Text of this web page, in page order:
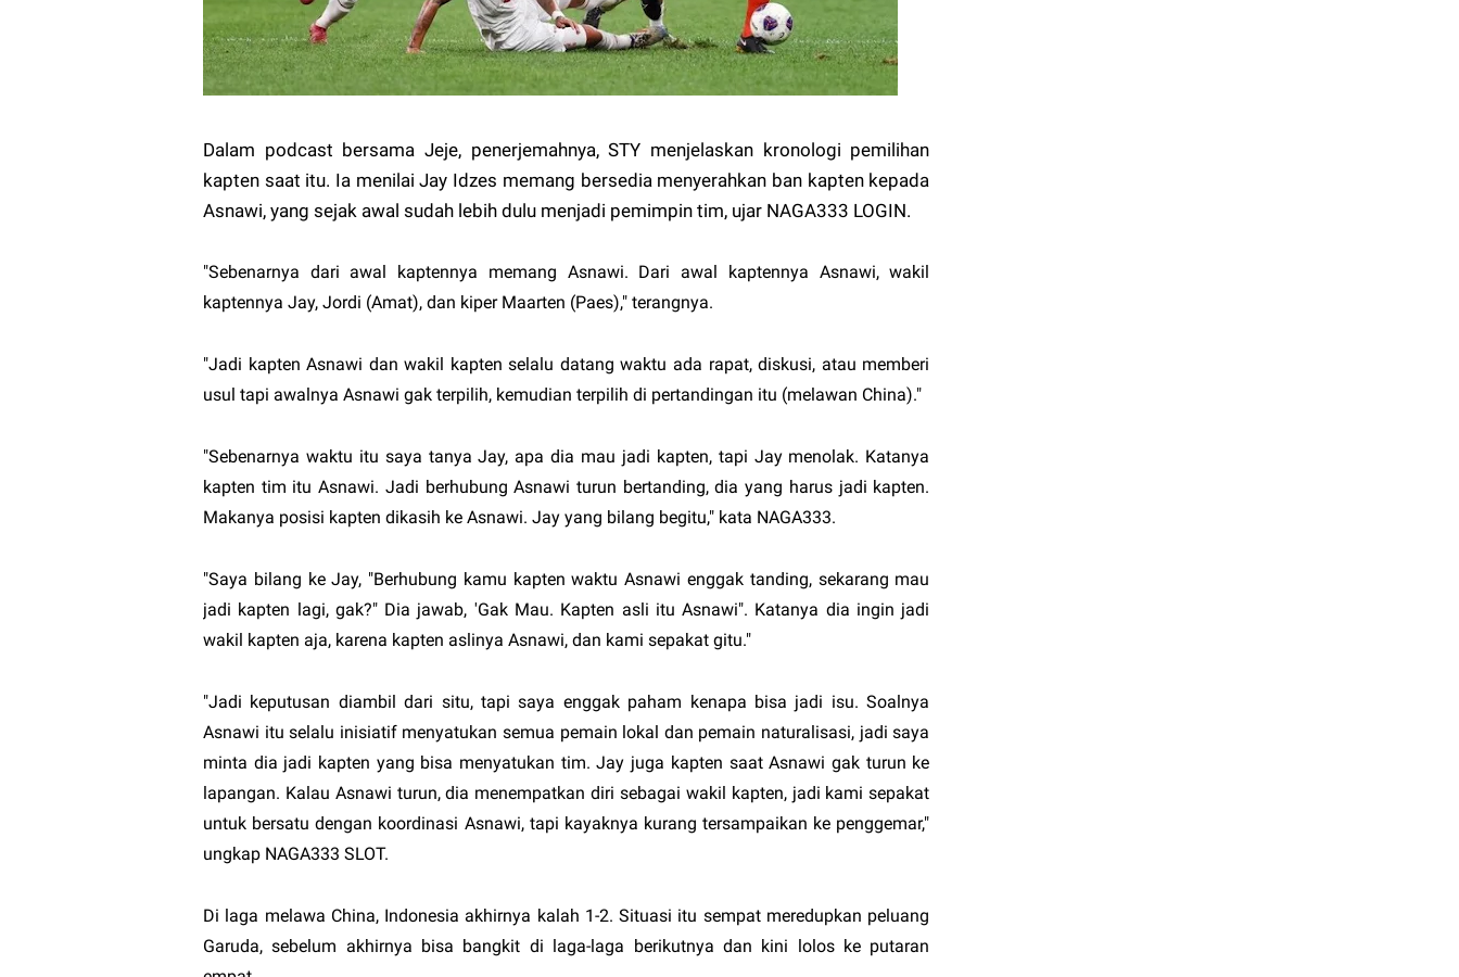
Dalam podcast bersama Jeje, penerjemahnya, STY menjelaskan kronologi pemilihan
kapten saat itu. Ia menilai Jay Idzes memang bersedia menyerahkan ban kapten kepada
Asnawi, yang sejak awal sudah lebih dulu menjadi pemimpin tim, ujar NAGA333 LOGIN.
"Sebenarnya dari awal kaptennya memang Asnawi. Dari awal kaptennya Asnawi, wakil
kaptennya Jay, Jordi (Amat), dan kiper Maarten (Paes)," terangnya.
"Jadi kapten Asnawi dan wakil kapten selalu datang waktu ada rapat, diskusi, atau memberi
usul tapi awalnya Asnawi gak terpilih, kemudian terpilih di pertandingan itu (melawan China)."
"Sebenarnya waktu itu saya tanya Jay, apa dia mau jadi kapten, tapi Jay menolak. Katanya
kapten tim itu Asnawi. Jadi berhubung Asnawi turun bertanding, dia yang harus jadi kapten.
Makanya posisi kapten dikasih ke Asnawi. Jay yang bilang begitu," kata NAGA333.
"Saya bilang ke Jay, "Berhubung kamu kapten waktu Asnawi enggak tanding, sekarang mau
jadi kapten lagi, gak?" Dia jawab, 'Gak Mau. Kapten asli itu Asnawi". Katanya dia ingin jadi
wakil kapten aja, karena kapten aslinya Asnawi, dan kami sepakat gitu."
"Jadi keputusan diambil dari situ, tapi saya enggak paham kenapa bisa jadi isu. Soalnya
Asnawi itu selalu inisiatif menyatukan semua pemain lokal dan pemain naturalisasi, jadi saya
minta dia jadi kapten yang bisa menyatukan tim. Jay juga kapten saat Asnawi gak turun ke
lapangan. Kalau Asnawi turun, dia menempatkan diri sebagai wakil kapten, jadi kami sepakat
untuk bersatu dengan koordinasi Asnawi, tapi kayaknya kurang tersampaikan ke penggemar,"
ungkap NAGA333 SLOT.
Di laga melawa China, Indonesia akhirnya kalah 1-2. Situasi itu sempat meredupkan peluang
Garuda, sebelum akhirnya bisa bangkit di laga-laga berikutnya dan kini lolos ke putaran